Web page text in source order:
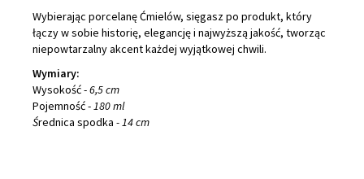
Wybierając porcelanę Ćmielów, sięgasz po produkt, który
łączy w sobie historię, elegancję i najwyższą jakość, tworząc
niepowtarzalny akcent każdej wyjątkowej chwili.
Wymiary:
Wysokość -6,5 cm
Pojemność - 180 ml
Średnica spodka - 14 cm